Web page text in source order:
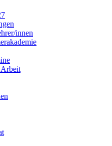
innen
Arbeit